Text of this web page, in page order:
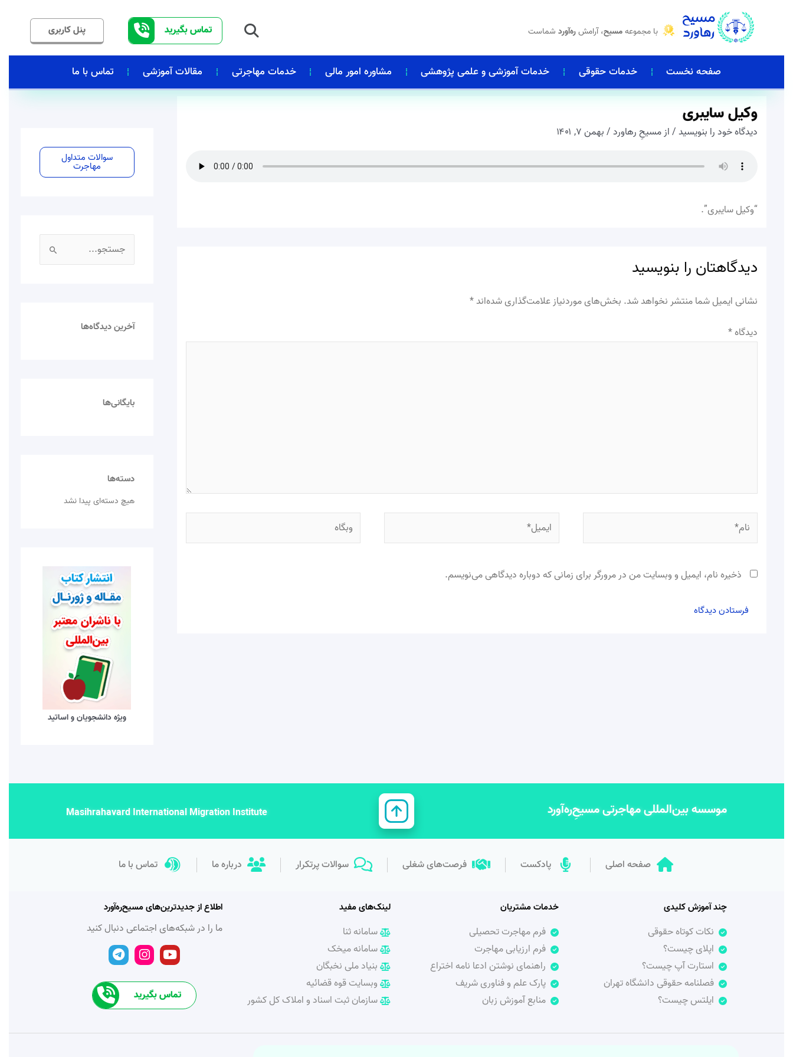
با مجموعهمسیح، آرامشره‌آورد شماست جستجوتماس بگیرید پنل کاربری
صفحه نخست خدمات حقوقی خدمات آموزشی و علمی پژوهشی مشاوره امور مالی خدمات مهاجرتی مقالات آموزشی تماس با ما
وکیل سایبری
دیدگاه‌ خود را بنویسید/ ازمسیحِ رهاورد/بهمن ۷, ۱۴۰۱
“وکیل سایبری”.
دیدگاهتان را بنویسید
نشانی ایمیل شما منتشر نخواهد شد. بخش‌های موردنیاز علامت‌گذاری شده‌اند*
دیدگاه*
نام* ایمیل* وبگاه
ذخیره نام، ایمیل و وبسایت من در مرورگر برای زمانی که دوباره دیدگاهی می‌نویسم.
سوالات متداول
مهاجرت
س
ب
:
آخرین دیدگاه‌ها
بایگانی‌ها
دسته‌ها
هیچ دسته‌ای پیدا نشد
ویژه دانشجویان و اساتید
موسسه بین‌المللی مهاجرتی مسیحِ‌ره‌آورد‌ Masihrahavard International Migration Institute
صفحه اصلی پادکست فرصت‌های شغلی سوالات پرتکرار درباره ما تماس با ما
چند آموزش کلیدی
نکات کوتاه حقوقی
اپلای چیست؟
استارت آپ چیست؟
فصلنامه حقوقی دانشگاه‌ تهران
ایلتس چیست؟
خدمات مشتریان
فرم مهاجرت تحصیلی
فرم ارزیابی مهاجرت
راهنمای نوشتن ادعا نامه اختراع
پارک علم و فناوری شریف
منابع آموزش زبان
لینک‌های مفید
سامانه ثنا
سامانه میخک
بنیاد ملی نخبگان
وبسایت قوه قضائیه
سازمان ثبت اسناد و املاک کل کشور
اطلاع از جدیدترین‌های مسیح‌ره‌آورد
ما را در شبکه‌های اجتماعی دنبال کنید
Y
o
t
u
b
I
n
t
a
g
a
T
e
e
g
r
m
تماس بگیرید